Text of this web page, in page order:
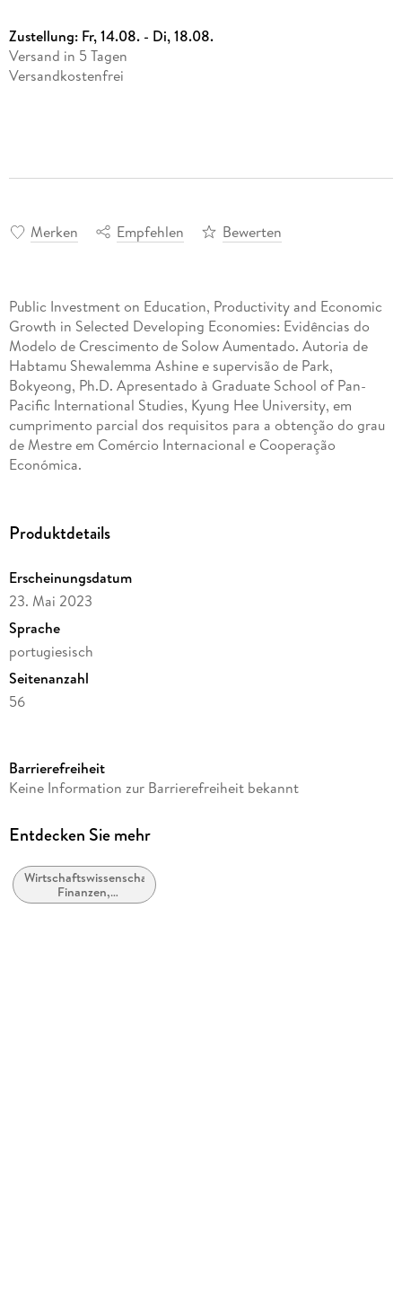
Zustellung: Fr, 14.08. - Di, 18.08.
Versand in 5 Tagen
Versandkostenfrei
Merken Empfehlen Bewerten
Public Investment on Education, Productivity and Economic
Growth in Selected Developing Economies: Evidências do
Modelo de Crescimento de Solow Aumentado. Autoria de
Habtamu Shewalemma Ashine e supervisão de Park,
Bokyeong, Ph.D. Apresentado à Graduate School of Pan-
Pacific International Studies, Kyung Hee University, em
cumprimento parcial dos requisitos para a obtenção do grau
de Mestre em Comércio Internacional e Cooperação
Económica.
Produktdetails
Erscheinungsdatum
23. Mai 2023
Sprache
portugiesisch
Seitenanzahl
56
Verlag/Hersteller
Produktart
Gewicht
102 g
Barrierefreiheit
Keine Information zur Barrierefreiheit bekannt
Entdecken Sie mehr
Wirtschaftswissenschaft,
Finanzen,
Betriebswirtschaft